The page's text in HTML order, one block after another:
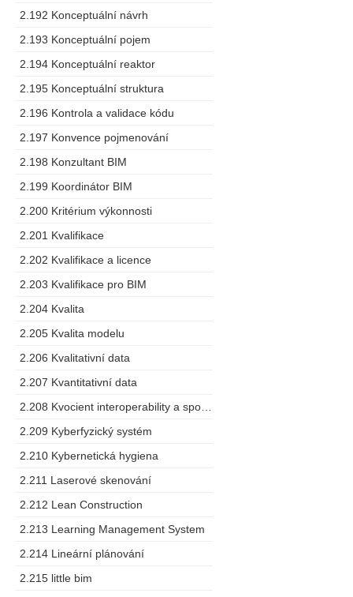
2.192 Konceptuální návrh
2.193 Konceptuální pojem
2.194 Konceptuální reaktor
2.195 Konceptuální struktura
2.196 Kontrola a validace kódu
2.197 Konvence pojmenování
2.198 Konzultant BIM
2.199 Koordinátor BIM
2.200 Kritérium výkonnosti
2.201 Kvalifikace
2.202 Kvalifikace a licence
2.203 Kvalifikace pro BIM
2.204 Kvalita
2.205 Kvalita modelu
2.206 Kvalitativní data
2.207 Kvantitativní data
2.209 Kyberfyzický systém
2.210 Kybernetická hygiena
2.211 Laserové skenování
2.212 Lean Construction
2.213 Learning Management System
2.214 Lineární plánování
2.215 little bim